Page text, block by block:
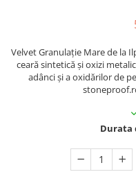
Velvet Granulație Mare de la
ceară sintetică și oxizi
adânci și a oxidărilor de
Durata